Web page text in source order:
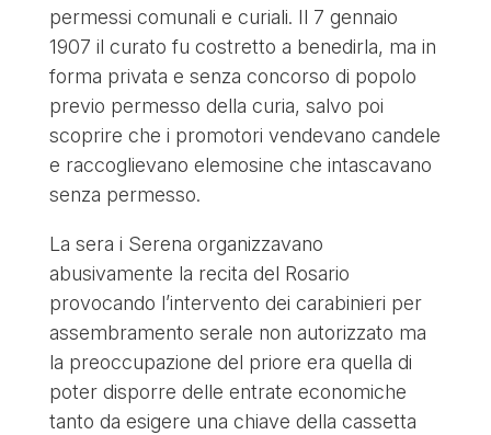
permessi comunali e curiali. Il 7 gennaio
1907 il curato fu costretto a benedirla, ma in
forma privata e senza concorso di popolo
previo permesso della curia, salvo poi
scoprire che i promotori vendevano candele
e raccoglievano elemosine che intascavano
senza permesso.
La sera i Serena organizzavano
abusivamente la recita del Rosario
provocando l’intervento dei carabinieri per
assembramento serale non autorizzato ma
la preoccupazione del priore era quella di
poter disporre delle entrate economiche
tanto da esigere una chiave della cassetta